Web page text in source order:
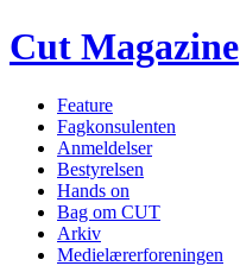
Cut Magazine
Feature
Fagkonsulenten
Anmeldelser
Bestyrelsen
Hands on
Bag om CUT
Arkiv
Medielærerforeningen